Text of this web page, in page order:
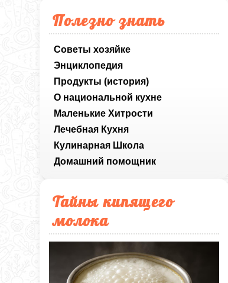
Полезно знать
Советы хозяйке
Энциклопедия
Продукты (история)
О национальной кухне
Маленькие Хитрости
Лечебная Кухня
Кулинарная Школа
Домашний помощник
Тайны кипящего
молока